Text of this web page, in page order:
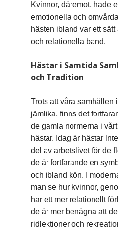
Kvinnor, däremot, hade
emotionella och
hästen ibland var ett sätt
och relationella band.
Hästar i Samtida
och Tradition
Trots att våra samhällen
jämlika, finns det
de gamla normerna i vårt
hästar. Idag är hästar
del av arbetslivet för de
de är fortfarande en
och ibland kön. I
man se hur kvinnor,
har ett mer relationellt
de är mer benägna att
ridlektioner och